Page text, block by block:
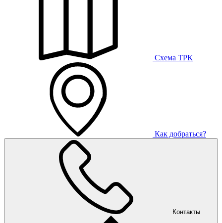
Схема ТРК
Как добраться?
Контакты